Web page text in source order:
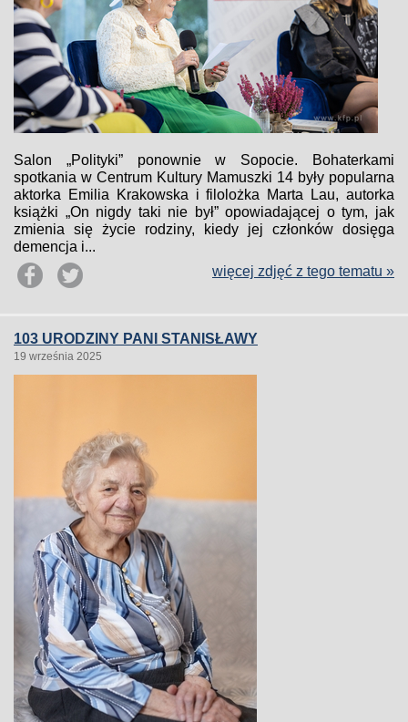
Salon „Polityki” ponownie w Sopocie. Bohaterkami
spotkania w Centrum Kultury Mamuszki 14 były popularna
aktorka Emilia Krakowska i filolożka Marta Lau, autorka
książki „On nigdy taki nie był” opowiadającej o tym, jak
zmienia się życie rodziny, kiedy jej członków dosięga
demencja i...
więcej zdjęć z tego tematu »
103 URODZINY PANI STANISŁAWY
19 września 2025